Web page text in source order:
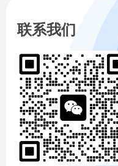
联系我们